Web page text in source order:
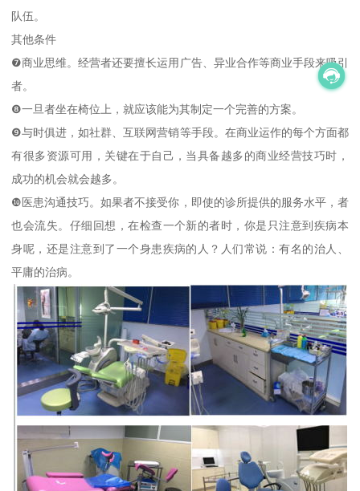
队伍。
其他条件
❼商业思维。经营者还要擅长运用广告、异业合作等商业手段来吸引
者。
❽一旦者坐在椅位上，就应该能为其制定一个完善的方案。
❾与时俱进，如社群、互联网营销等手段。在商业运作的每个方面都
有很多资源可用，关键在于自己，当具备越多的商业经营技巧时，
成功的机会就会越多。
❿医患沟通技巧。如果者不接受你，即使的诊所提供的服务水平，者
也会流失。仔细回想，在检查一个新的者时，你是只注意到疾病本
身呢，还是注意到了一个身患疾病的人？人们常说：有名的治人、
平庸的治病。